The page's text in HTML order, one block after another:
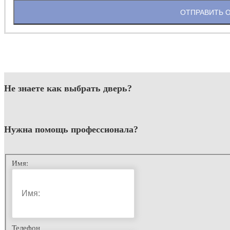
ОТПРАВИТЬ
Не знаете как выбрать дверь?
Нужна помощь профессионала?
Имя:
Телефон